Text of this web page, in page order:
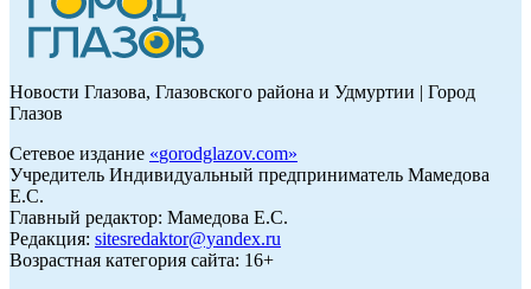
Новости Глазова, Глазовского района и Удмуртии | Город
Глазов
Сетевое издание «gorodglazov.com»
Учредитель Индивидуальный предприниматель Мамедова
Е.С.
Главный редактор: Мамедова Е.С.
Редакция: sitesredaktor@yandex.ru
Возрастная категория сайта: 16+